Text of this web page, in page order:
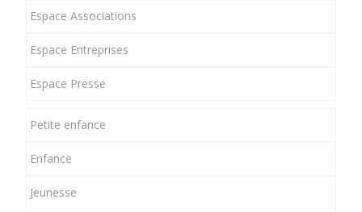
Espace Associations
Espace Entreprises
Espace Presse
Petite enfance
Enfance
Jeunesse